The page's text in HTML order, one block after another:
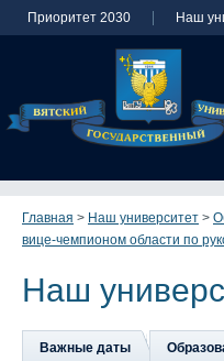
Приоритет 2030 Наш
Главная > Наш университет >
вице-чемпионом области по
Наш
Важные даты